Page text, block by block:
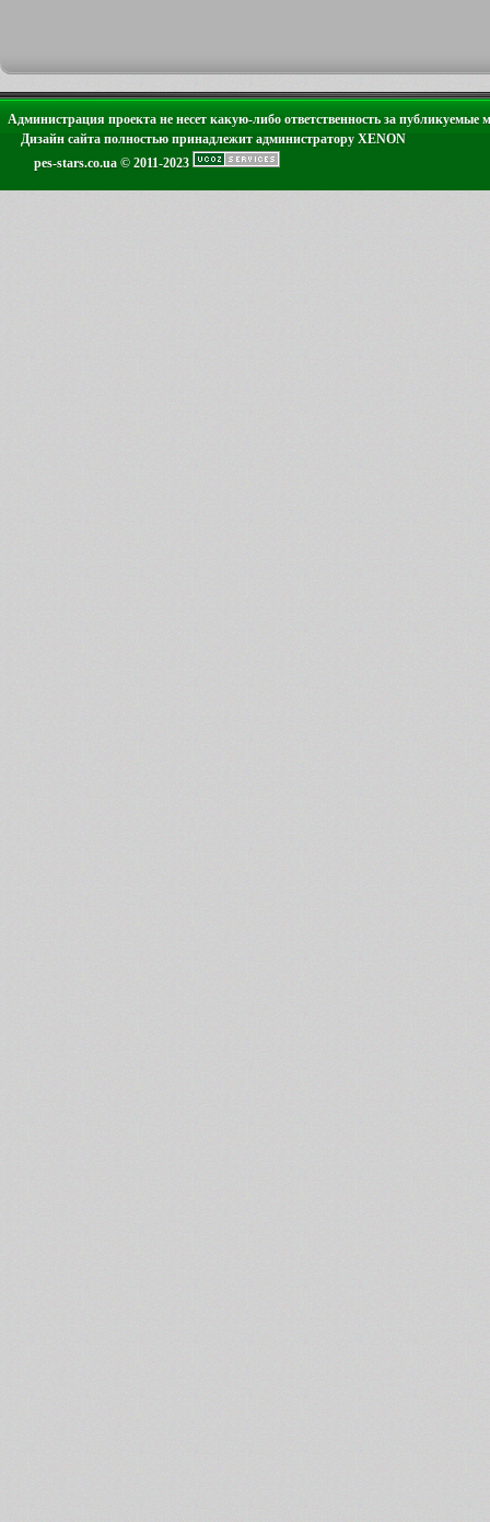
Администрация проекта не несет какую-либо ответственность за публикуемые
Дизайн сайта полностью принадлежит администратору XENON
pes-stars.co.ua © 2011-2023